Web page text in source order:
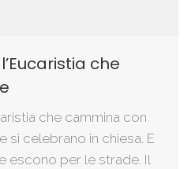
che
che cammina con
celebrano in chiesa. E
escono per le strade. Il